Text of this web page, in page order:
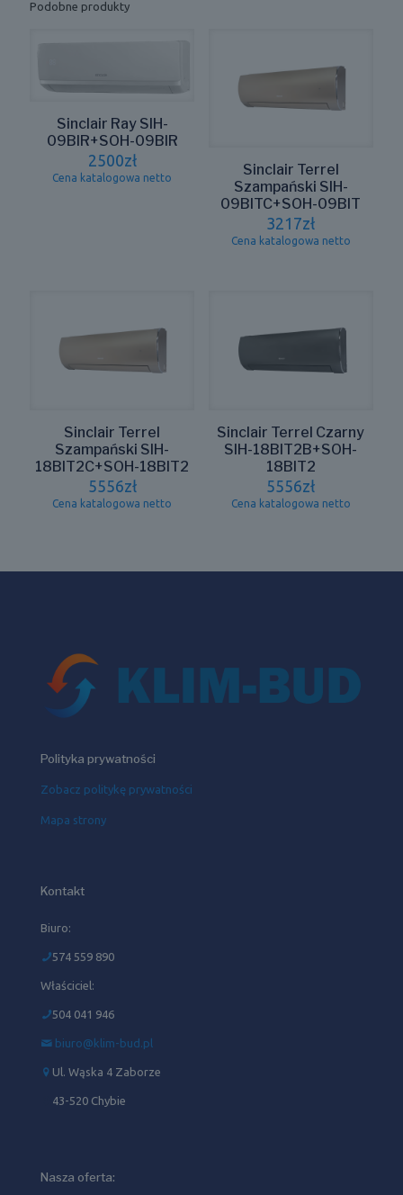
Podobne produkty
Sinclair Ray SIH-
09BIR+SOH-09BIR
2500zł
Cena katalogowa netto
Sinclair Terrel
Szampański SIH-
09BITC+SOH-09BIT
3217zł
Cena katalogowa netto
Sinclair Terrel
Szampański SIH-
18BIT2C+SOH-18BIT2
5556zł
Cena katalogowa netto
Sinclair Terrel Czarny
SIH-18BIT2B+SOH-
18BIT2
5556zł
Cena katalogowa netto
Polityka prywatności
Zobacz politykę prywatności
Mapa strony
Kontakt
Biuro:
574 559 890
Właściciel:
504 041 946‬
biuro@klim-bud.pl
Ul. Wąska 4 Zaborze
43-520 Chybie
Nasza oferta: